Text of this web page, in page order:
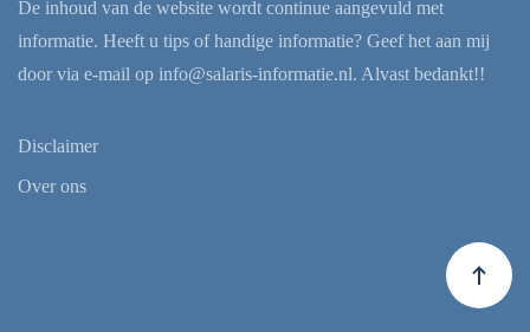
De inhoud van de website wordt continue aangevuld met
informatie. Heeft u tips of handige informatie? Geef het aan mij
door via e-mail op info@salaris-informatie.nl. Alvast bedankt!!
Disclaimer
Over ons